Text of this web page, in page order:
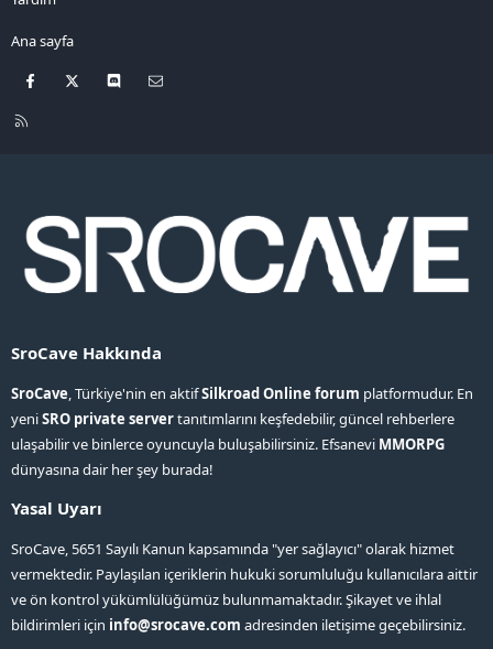
Ana sayfa
Facebook Discord
R
SroCave Hakkında
SroCave, Türkiye'nin en aktifSilkroad Online forum platformudur. En
yeniSRO private servertanıtımlarını keşfedebilir, güncel rehberlere
ulaşabilir ve binlerce oyuncuyla buluşabilirsiniz. Efsanevi MMORPG
dünyasına dair her şey burada!
Yasal Uyarı
SroCave, 5651 Sayılı Kanun kapsamında "yer sağlayıcı" olarak hizmet
vermektedir. Paylaşılan içeriklerin hukuki sorumluluğu kullanıcılara aittir
ve ön kontrol yükümlülüğümüz bulunmamaktadır. Şikayet ve ihlal
bildirimleri için info@srocave.com adresinden iletişime geçebilirsiniz.